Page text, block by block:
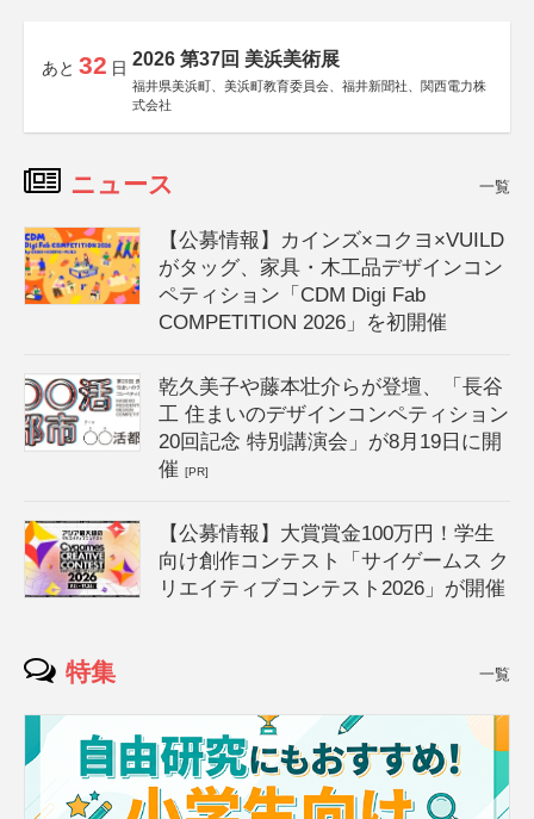
あと 32 日 2026 第37回 美浜美術展
福井県美浜町、美浜町教育委員会、福井新聞社、関西電力株
式会社
ニュース 一覧
【公募情報】カインズ×コクヨ×VUILD
がタッグ、家具・木工品デザインコン
ペティション「CDM Digi Fab
COMPETITION 2026」を初開催
乾久美子や藤本壮介らが登壇、「長谷
工 住まいのデザインコンペティション
20回記念 特別講演会」が8月19日に開
催[PR]
【公募情報】大賞賞金100万円！学生
向け創作コンテスト「サイゲームス ク
リエイティブコンテスト2026」が開催
特集 一覧